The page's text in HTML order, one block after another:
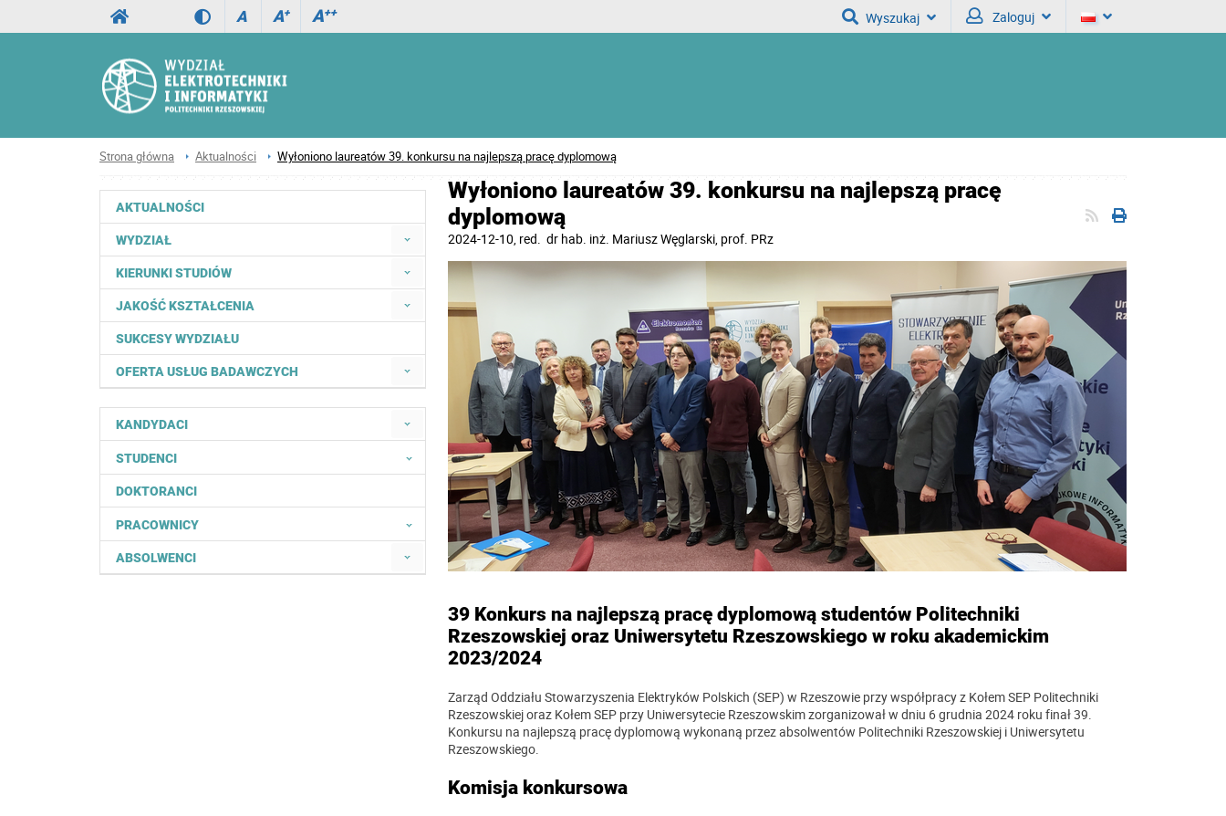
A A+ A++ Wyszukaj Zaloguj
Strona główna Aktualności Wyłoniono laureatów 39. konkursu na najlepszą pracę dyplomową
AKTUALNOŚCI
WYDZIAŁ
KIERUNKI STUDIÓW
JAKOŚĆ KSZTAŁCENIA
SUKCESY WYDZIAŁU
OFERTA USŁUG BADAWCZYCH
KANDYDACI
STUDENCI
DOKTORANCI
PRACOWNICY
ABSOLWENCI
Wyłoniono laureatów 39. konkursu na najlepszą pracę
dyplomową
2024-12-10, red. dr hab. inż. Mariusz Węglarski, prof. PRz
39 Konkurs na najlepszą pracę dyplomową studentów Politechniki
Rzeszowskiej oraz Uniwersytetu Rzeszowskiego w roku akademickim
2023/2024
Zarząd Oddziału Stowarzyszenia Elektryków Polskich (SEP) w Rzeszowie przy współpracy z Kołem SEP Politechniki
Rzeszowskiej oraz Kołem SEP przy Uniwersytecie Rzeszowskim zorganizował w dniu 6 grudnia 2024 roku finał 39.
Konkursu na najlepszą pracę dyplomową wykonaną przez absolwentów Politechniki Rzeszowskiej i Uniwersytetu
Rzeszowskiego.
Komisja konkursowa